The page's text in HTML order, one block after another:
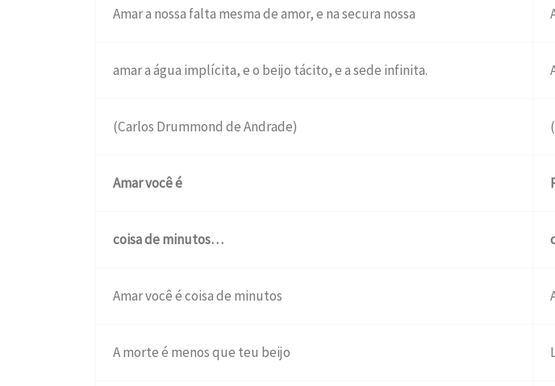
Amar a nossa falta mesma de amor, e na secura nossa
amar a água implícita, e o beijo tácito, e a sede infinita.
(Carlos Drummond de Andrade)
Amar você é
coisa de minutos…
Amar você é coisa de minutos
A morte é menos que teu beijo